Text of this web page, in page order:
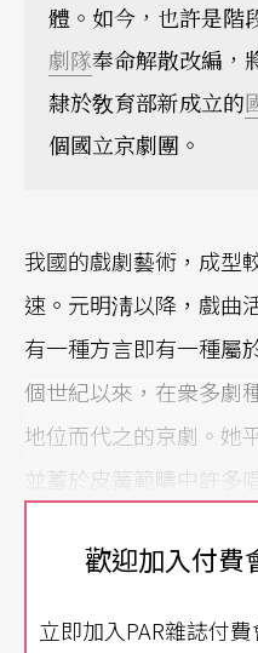
體。如今，也許是階
劇隊奉命解散改編，
隸於敎育部新成立的
個國立京劇團。
我國的戲劇藝術，成型
速。元明淸以降，戲曲
有一種方言即有一種屬
個世紀以來，在衆多劇
地位而代之的京劇。她
並蓄於皮簧範疇中許多
唱，乃使得全國爲之
正音乃至國劇。
京劇在台灣二度流行
歡迎加入付費
立即加入PAR雜誌付